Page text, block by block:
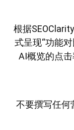
根据
式呈现“功能
AI概览的点
不要撰写任何